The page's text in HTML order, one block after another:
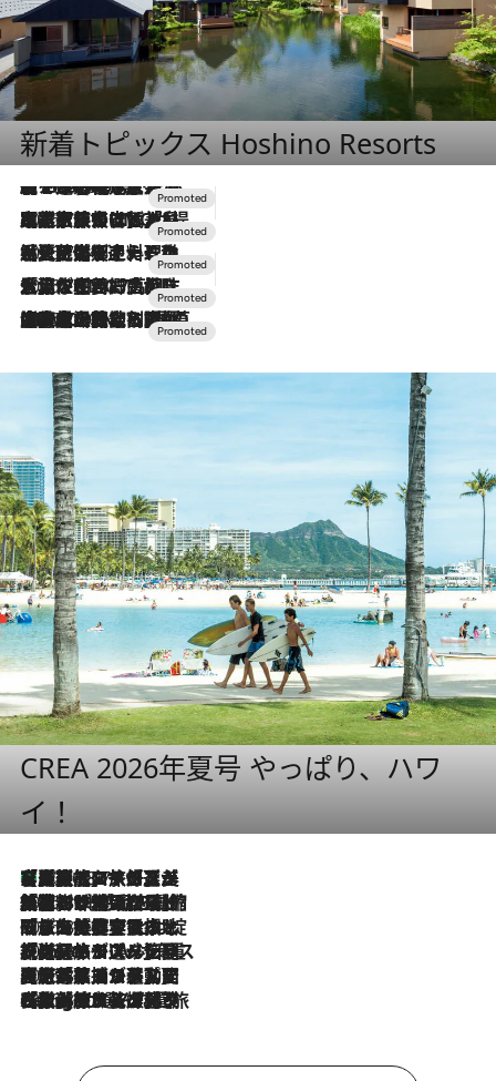
新着トピックス Hoshino Resorts
2026.8.7
【トンボの足水浴】ヒノキの香りに包まれて涼感マックス！約13℃の湧水かけ流しを避暑地「星野温泉 トンボの湯」で体験
2026.7.31
【ホテル帰省】という選択肢をOMOが提案。家族とほどよい距離を保つには「昼は実家、夜は気兼ねなくホテルで！」
2026.7.24
【夏限定ディナーコース】旬を迎える稚鮎や花ズッキーニなどをイタリア・トスカーナの郷土料理の手法で満喫！
2026.7.17
「土佐和ハーブかき氷」がOMO7高知に登場！生姜、山椒、大葉など目にも舌にも涼を呼ぶ郷土の味
2026.7.10
NEW OPEN！【界 草津】名湯の地に誕生。趣の異なる2種の温泉と上州ならではの会席・蕎麦割烹など美食を味わう究極の癒やし旅
CREA 2026年夏号 やっぱり、ハワ
イ！
2026.8.7
【厳選旅コスメ】「多機能アイテムがメイン！」旅好き美容エディターが選んだ夏旅ベストコスメを発表【Mサイズジップ】
2026.8.6
「荷物が増えるほど旅ストレスは増す」美容ジャーナリストがたどり着いた最終結論。“化粧品を劇的に減らす”感動の凝縮美容とは
2026.8.6
「旅先には金髪ウィッグを持参」日本と同じメイクでは損してる!? 美容ジャーナリストが提案する“掟破りの旅美容”とは
2026.8.6
【厳選旅コスメ】「身軽さ＆UV対策重視！」ヘアアーティストshucoが選んだ夏旅ベストコスメを発表【Mサイズジップ】
2026.8.5
【厳選旅コスメ】国内をあちこち移動する河井菜摘が選んだ夏旅ベストコスメ発表！「リラックスアイテムはマスト」【Mサイズジップ】
2026.8.4
【厳選旅コスメ】「紫外線＆乾燥対策しながらメイク感も！」ヘア＆メイクGeorgeが選んだ夏旅ベストコスメを発表！【Mサイズジップ】